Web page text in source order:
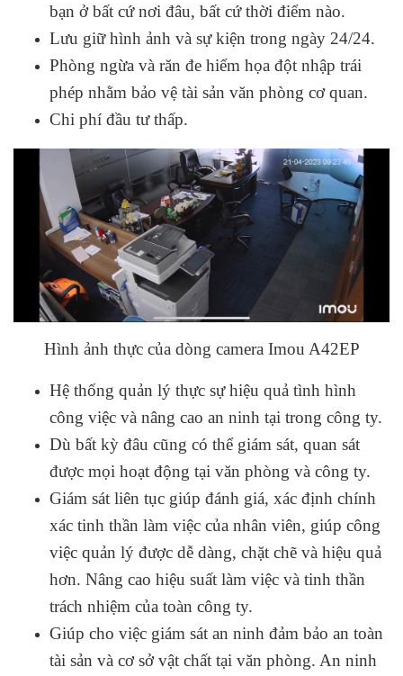
bạn ở bất cứ nơi đâu, bất cứ thời điểm nào.
Lưu giữ hình ảnh và sự kiện trong ngày 24/24.
Phòng ngừa và răn đe hiểm họa đột nhập trái
phép nhằm bảo vệ tài sản văn phòng cơ quan.
Chi phí đầu tư thấp.
Hình ảnh thực của dòng camera Imou A42EP
Hệ thống quản lý thực sự hiệu quả tình hình
công việc và nâng cao an ninh tại trong công ty.
Dù bất kỳ đâu cũng có thể giám sát, quan sát
được mọi hoạt động tại văn phòng và công ty.
Giám sát liên tục giúp đánh giá, xác định chính
xác tinh thần làm việc của nhân viên, giúp công
việc quản lý được dễ dàng, chặt chẽ và hiệu quả
hơn. Nâng cao hiệu suất làm việc và tinh thần
trách nhiệm của toàn công ty.
Giúp cho việc giám sát an ninh đảm bảo an toàn
tài sản và cơ sở vật chất tại văn phòng. An ninh